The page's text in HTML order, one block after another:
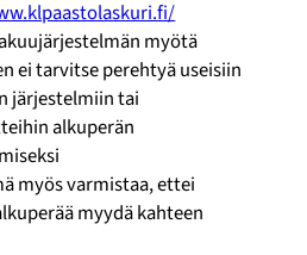
myötä
ei tarvitse perehtyä useisiin
järjestelmiin tai
alkuperän
myös varmistaa, ettei
myydä kahteen